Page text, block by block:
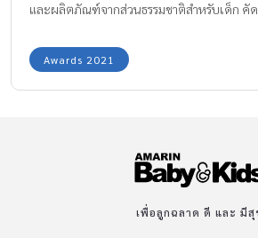
และผลิตภัณฑ์จากส่วนธรรมชาติสำหรับเด็ก คั
Awards 2021
เพื่อลูกฉลาด ดี และ มีสุ